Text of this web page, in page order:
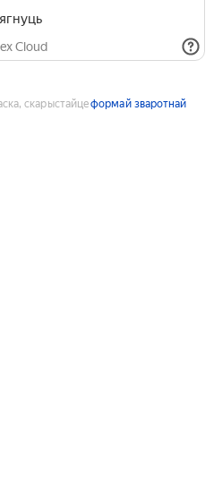
Cloud
скарыстайцеформай зваротнай